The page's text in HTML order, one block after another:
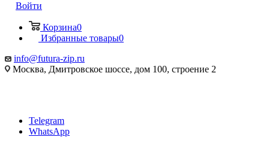
Войти
Корзина0
Избранные товары0
info@futura-zip.ru
Москва, Дмитровское шоссе, дом 100, строение 2
Telegram
WhatsApp